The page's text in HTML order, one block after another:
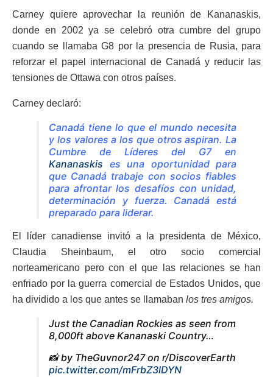
Carney quiere aprovechar la reunión de Kananaskis,
donde en 2002 ya se celebró otra cumbre del grupo
cuando se llamaba G8 por la presencia de Rusia, para
reforzar el papel internacional de Canadá y reducir las
tensiones de Ottawa con otros países.
Carney declaró:
Canadá tiene lo que el mundo necesita
y los valores a los que otros aspiran. La
Cumbre de Líderes del G7 en
Kananaskis es una oportunidad para
que Canadá trabaje con socios fiables
para afrontar los desafíos con unidad,
determinación y fuerza. Canadá está
preparado para liderar.
El líder canadiense invitó a la presidenta de México,
Claudia Sheinbaum, el otro socio comercial
norteamericano pero con el que las relaciones se han
enfriado por la guerra comercial de Estados Unidos, que
ha dividido a los que antes se llamaban los tres amigos.
Just the Canadian Rockies as seen from
8,000ft above Kananaski Country…
📸 by TheGuvnor247 on r/DiscoverEarth
pic.twitter.com/mFrbZ3lDYN